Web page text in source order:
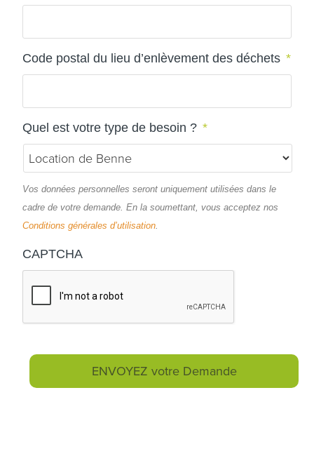
Code postal du lieu d’enlèvement des déchets *
Quel est votre type de besoin ? *
Vos données personnelles seront uniquement utilisées dans le
cadre de votre demande. En la soumettant, vous acceptez nos
Conditions générales d’utilisation
CAPTCHA